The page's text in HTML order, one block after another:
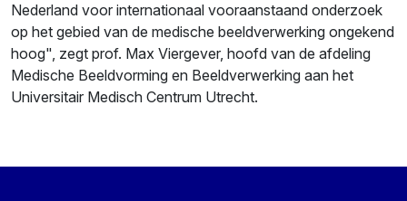
Nederland voor internationaal vooraanstaand onderzoek
op het gebied van de medische beeldverwerking ongekend
hoog", zegt prof. Max Viergever, hoofd van de afdeling
Medische Beeldvorming en Beeldverwerking aan het
Universitair Medisch Centrum Utrecht.